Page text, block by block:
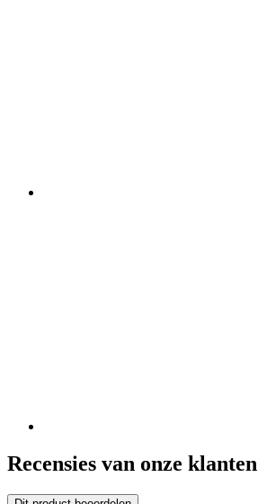
Recensies van onze klanten